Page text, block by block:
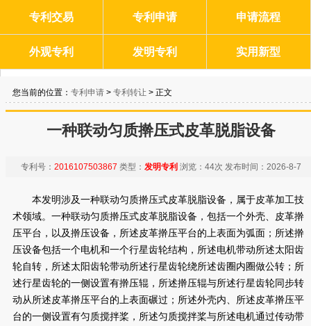
专利交易 专利申请 申请流程
外观专利 发明专利 实用新型
您当前的位置： 专利申请 > 专利转让 > 正文
一种联动匀质擀压式皮革脱脂设备
专利号： 2016107503867 类型： 发明专利 浏览： 44次 发布时间： 2026-8-7
本发明涉及一种联动匀质擀压式皮革脱脂设备，属于皮革加工技
术领域。一种联动匀质擀压式皮革脱脂设备，包括一个外壳、皮革擀
压平台，以及擀压设备，所述皮革擀压平台的上表面为弧面；所述擀
压设备包括一个电机和一个行星齿轮结构，所述电机带动所述太阳齿
轮自转，所述太阳齿轮带动所述行星齿轮绕所述齿圈内圈做公转；所
述行星齿轮的一侧设置有擀压辊，所述擀压辊与所述行星齿轮同步转
动从所述皮革擀压平台的上表面碾过；所述外壳内、所述皮革擀压平
台的一侧设置有匀质搅拌桨，所述匀质搅拌桨与所述电机通过传动带